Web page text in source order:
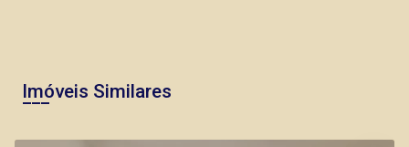
Imóveis Similares